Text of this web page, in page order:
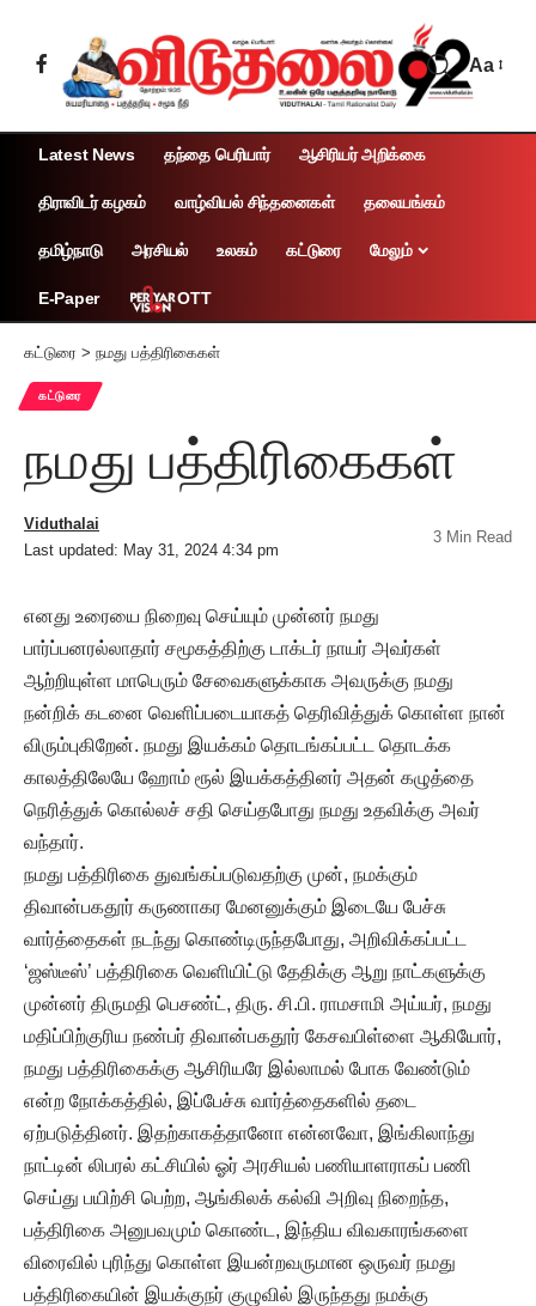
Aa
Latest News தந்தை பெரியார் ஆசிரியர் அறிக்கை
திராவிடர் கழகம் வாழ்வியல் சிந்தனைகள் தலையங்கம்
தமிழ்நாடு அரசியல் உலகம் கட்டுரை மேலும்
E-Paper OTT
கட்டுரை > நமது பத்திரிகைகள்
கட்டுரை
நமது பத்திரிகைகள்
Last updated: May 31, 2024 4:34 pm
Viduthalai
3 Min Read
எனது உரையை நிறைவு செய்யும் முன்னர் நமது
பார்ப்பனரல்லாதார் சமூகத்திற்கு டாக்டர் நாயர் அவர்கள்
ஆற்றியுள்ள மாபெரும் சேவைகளுக்காக அவருக்கு நமது
நன்றிக் கடனை வெளிப்படையாகத் தெரிவித்துக் கொள்ள நான்
விரும்புகிறேன். நமது இயக்கம் தொடங்கப்பட்ட தொடக்க
காலத்திலேயே ஹோம் ரூல் இயக்கத்தினர் அதன் கழுத்தை
நெரித்துக் கொல்லச் சதி செய்தபோது நமது உதவிக்கு அவர்
வந்தார்.
நமது பத்திரிகை துவங்கப்படுவதற்கு முன், நமக்கும்
திவான்பகதூர் கருணாகர மேனனுக்கும் இடையே பேச்சு
வார்த்தைகள் நடந்து கொண்டிருந்தபோது, அறிவிக்கப்பட்ட
‘ஜஸ்டீஸ்’ பத்திரிகை வெளியிட்டு தேதிக்கு ஆறு நாட்களுக்கு
முன்னர் திருமதி பெசண்ட், திரு. சி.பி. ராமசாமி அய்யர், நமது
மதிப்பிற்குரிய நண்பர் திவான்பகதூர் கேசவபிள்ளை ஆகியோர்,
நமது பத்திரிகைக்கு ஆசிரியரே இல்லாமல் போக வேண்டும்
என்ற நோக்கத்தில், இப்பேச்சு வார்த்தைகளில் தடை
ஏற்படுத்தினர். இதற்காகத்தானோ என்னவோ, இங்கிலாந்து
நாட்டின் லிபரல் கட்சியில் ஓர் அரசியல் பணியாளராகப் பணி
செய்து பயிற்சி பெற்ற, ஆங்கிலக் கல்வி அறிவு நிறைந்த,
பத்திரிகை அனுபவமும் கொண்ட, இந்திய விவகாரங்களை
விரைவில் புரிந்து கொள்ள இயன்றவருமான ஒருவர் நமது
பத்திரிகையின் இயக்குநர் குழுவில் இருந்தது நமக்கு